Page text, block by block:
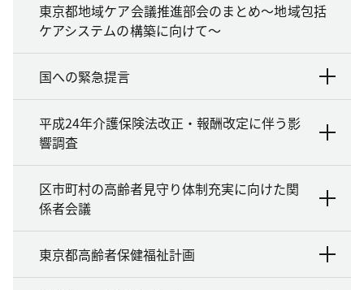
東京都地域ケア会議推進部会のまとめ～地域包括
ケアシステムの構築に向けて～
国への緊急提言
平成24年介護保険法改正・報酬改定に伴う影
響調査
区市町村の高齢者見守り体制充実に向けた関
係者会議
東京都高齢者保健福祉計画